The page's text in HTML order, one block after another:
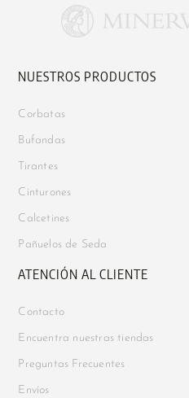
NUESTROS PRODUCTOS
Corbatas
Bufandas
Tirantes
Cinturones
Calcetines
Pañuelos de Seda
ATENCIÓN AL CLIENTE
Contacto
Encuentra nuestras tiendas
Preguntas Frecuentes
Envíos